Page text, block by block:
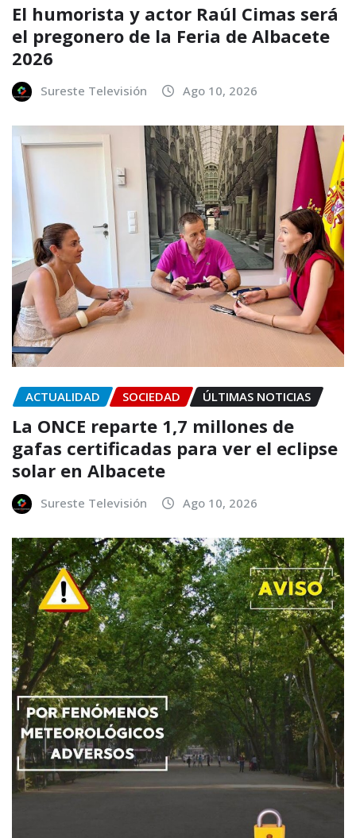
El humorista y actor Raúl Cimas será
el pregonero de la Feria de Albacete
2026
Sureste Televisión Ago 10, 2026
ACTUALIDAD SOCIEDAD ÚLTIMAS NOTICIAS
La ONCE reparte 1,7 millones de
gafas certificadas para ver el eclipse
solar en Albacete
Sureste Televisión Ago 10, 2026